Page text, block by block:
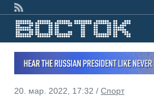
20. мар. 2022, 17:32 / Спорт